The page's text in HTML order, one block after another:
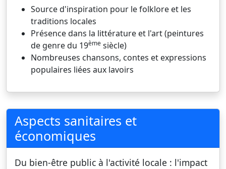
Source d'inspiration pour le folklore et les
traditions locales
Présence dans la littérature et l'art (peintures
de genre du 19ème siècle)
Nombreuses chansons, contes et expressions
populaires liées aux lavoirs
Aspects sanitaires et
économiques
Du bien-être public à l'activité locale : l'impact